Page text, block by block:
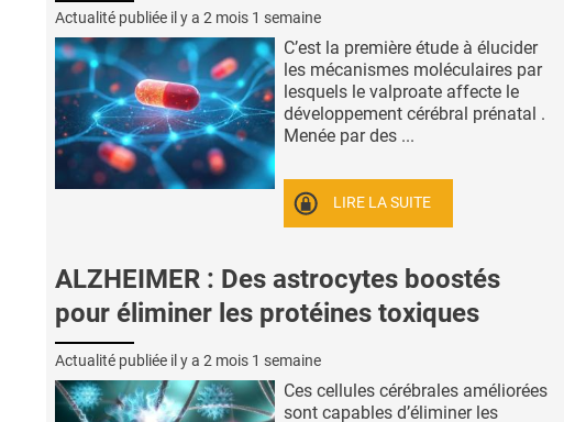
Actualité publiée il y a 2 mois 1 semaine
C’est la première étude à élucider
les mécanismes moléculaires par
lesquels le valproate affecte le
développement cérébral prénatal .
Menée par des ...
LIRE LA SUITE
ALZHEIMER : Des astrocytes boostés
pour éliminer les protéines toxiques
Actualité publiée il y a 2 mois 1 semaine
Ces cellules cérébrales améliorées
sont capables d’éliminer les